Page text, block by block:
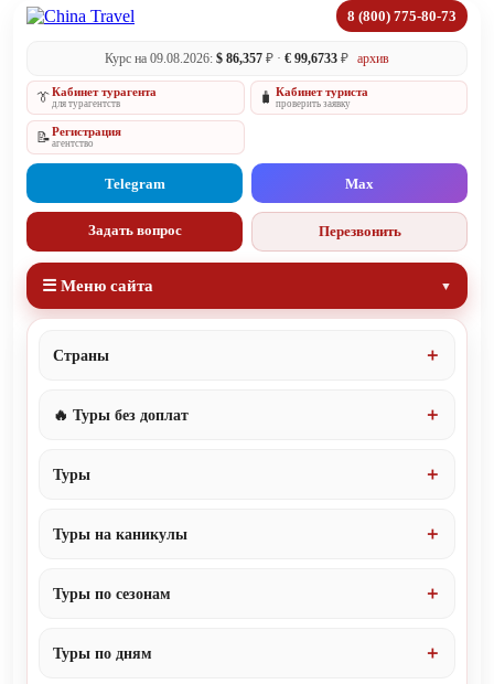
8 (800) 775-80-73
Курс на 09.08.2026: $ 86,357 ₽ · € 99,6733 ₽ архив
👔Кабинет турагента
для турагентств 🧳 Кабинет туриста
проверить заявку
📝Регистрация
агентство
Telegram Max
Задать вопрос Перезвонить
☰ Меню сайта
Страны
🔥 Туры без доплат
Туры
Туры на каникулы
Туры по сезонам
Туры по дням